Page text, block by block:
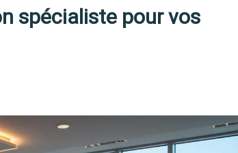
spécialiste pour vos